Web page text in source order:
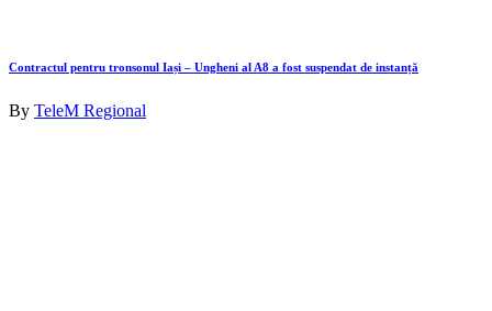
Contractul pentru tronsonul Iași – Ungheni al A8 a fost suspendat de instanță
By TeleM Regional